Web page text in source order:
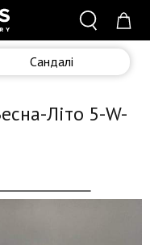
Сандалі
Літо 5-W-